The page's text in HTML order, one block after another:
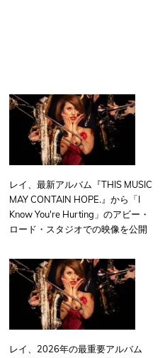
レイ、最新アルバム『THIS MUSIC
MAY CONTAIN HOPE.』から「I
Know You're Hurting」のアビー・
ロード・スタジオでの映像を公開
レイ、2026年の最重要アルバム